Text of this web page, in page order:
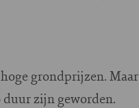
grondprijzen. Maar
duur zijn geworden.